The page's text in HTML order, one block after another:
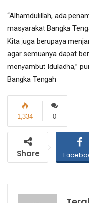
“Alhamdulillah, ada
masyarakat Bangka
Kita juga berupaya
agar semuanya dapat
menyambut Iduladha,”
Bangka Tengah
0
1,334
Share